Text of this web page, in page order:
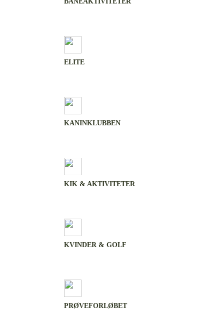
ELITE
KANINKLUBBEN
KIK & AKTIVITETER
KVINDER & GOLF
PRØVEFORLØBET